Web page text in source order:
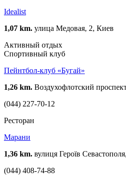
Idealist
1,07 km. улица Медовая, 2, Киев
Активный отдых
Спортивный клуб
Пейнтбол-клуб «Бугай»
1,26 km. Воздухофлотский
(044) 227-70-12
Ресторан
Марани
1,36 km. вулиця Героїв
(044) 408-74-88